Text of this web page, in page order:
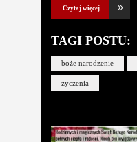
Czytaj więcej
TAGI POSTU:
boże narodzenie
życzenia